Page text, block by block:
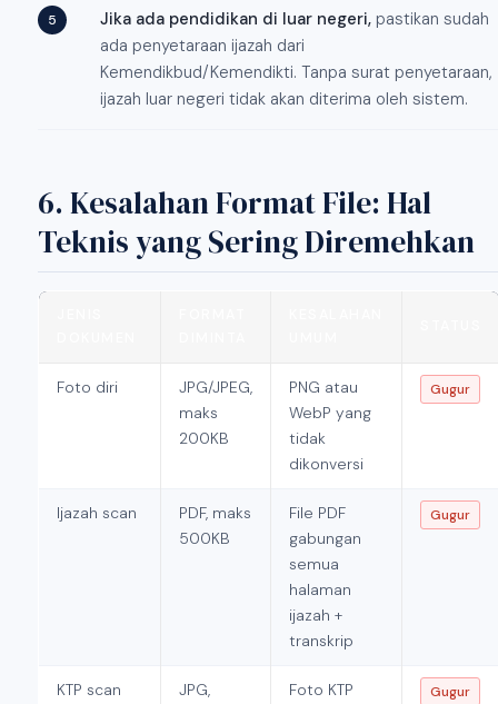
Jika ada pendidikan di luar negeri, pastikan sudah
ada penyetaraan ijazah dari
Kemendikbud/Kemendikti. Tanpa surat penyetaraan,
ijazah luar negeri tidak akan diterima oleh sistem.
6. Kesalahan Format File: Hal
Teknis yang Sering Diremehkan
Foto diri
JPG/JPEG,
maks
200KB
PNG atau
WebP yang
tidak
dikonversi
Gugur
Ijazah scan
PDF, maks
500KB
File PDF
gabungan
semua
halaman
ijazah +
transkrip
Gugur
KTP scan
JPG,
Foto KTP
Gugur